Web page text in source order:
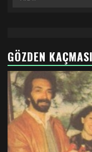
GÖZDEN